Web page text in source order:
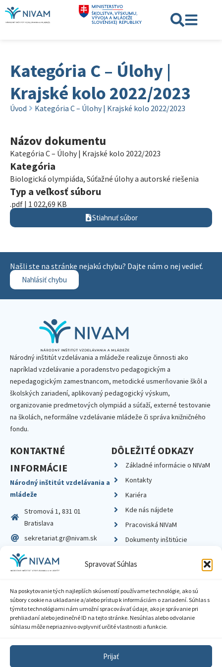
Spravovať Súhlas
Na poskytovanie tých najlepších skúseností používame technológie, ako sú
súbory cookie na ukladanie a/alebo prístup k informáciám o zariadení. Súhlas s
týmito technológiami nám umožní spracovávať údaje, ako je správanie pri
prehliadaní alebo jedinečné ID na tejto stránke. Nesúhlas alebo odvolanie
súhlasu môže nepriaznivo ovplyvniť určité vlastnosti a funkcie.
Prijať
Kategória C – Úlohy |
Krajské kolo 2022/2023
Úvod Kategória C – Úlohy | Krajské kolo 2022/2023
Názov dokumentu
Kategória C – Úlohy | Krajské kolo 2022/2023
Kategória
Biologická olympiáda, Súťažné úlohy a autorské riešenia
Typ a veľkosť súboru
.pdf | 1 022,69 KB
Stiahnuť súbor
Našli ste na stránke nejakú chybu? Dajte nám o nej vedieť.
Nahlásiť chybu
Národný inštitút vzdelávania a mládeže realizuje činnosti ako
napríklad vzdelávanie a poradenstvo pedagogickým a
nepedagogickým zamestnancom, metodické usmerňovanie škôl a
školských zariadení, aplikovaný pedagogický výskum,
organizovanie predmetových olympiád a súťaží, externé testovanie
na školách, neformálne vzdelávanie mládeže či správa knižničného
fondu.
KONTAKTNÉ
INFORMÁCIE
Národný inštitút vzdelávania a
mládeže
Stromová 1, 831 01
Bratislava
sekretariat.gr@nivam.sk
IČO: 00164348
DIČ: 2020798714
DÔLEŽITÉ ODKAZY
Základné informácie o NIVaM
Kontakty
Kariéra
Kde nás nájdete
Pracoviská NIVaM
Dokumenty inštitúcie
Zásady ochrany súkromia
Sprístupnenie informácií